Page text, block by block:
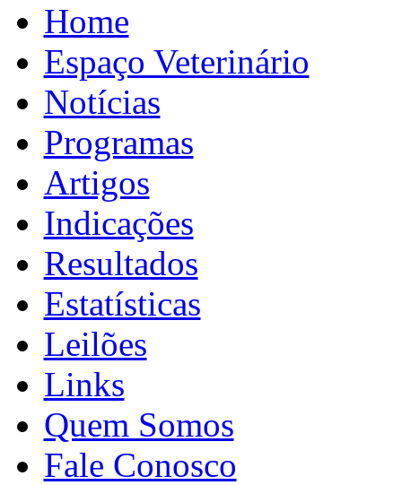
Home
Espaço Veterinário
Notícias
Programas
Artigos
Indicações
Resultados
Estatísticas
Leilões
Links
Quem Somos
Fale Conosco